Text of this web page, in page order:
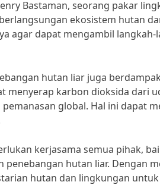
Bastaman, seorang pakar
ekosistem hutan
agar dapat mengambil
hutan liar juga
menyerap karbon dioksida dari
global. Hal ini dapat
kerjasama semua pihak,
penebangan hutan liar. Dengan
hutan dan lingkungan